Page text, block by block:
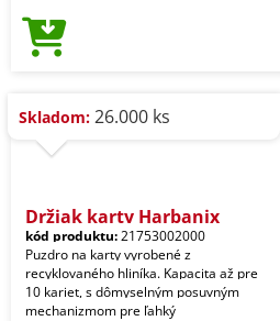
Skladom: 26.000 ks
Držiak karty Harbanix
kód produktu:21753002000
Puzdro na karty vyrobené z
recyklovaného hliníka. Kapacita až pre
10 kariet, s dômyselným posuvným
mechanizmom pre ľahký